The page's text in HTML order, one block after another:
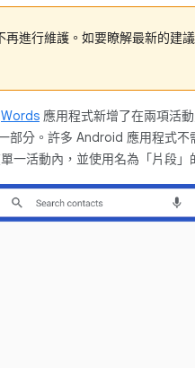
進行維護。如要瞭解最新的建
Words 應用程式新增了在兩項活
部分。許多 Android 應用程式
一活動內，並使用名為「片段」